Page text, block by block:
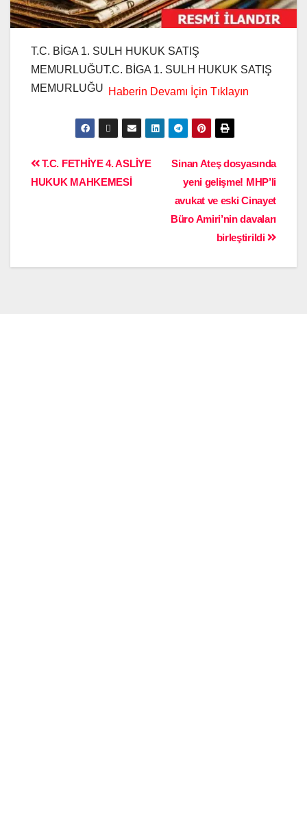
T.C. BİGA 1. SULH HUKUK SATIŞ
MEMURLUĞUT.C. BİGA 1. SULH HUKUK SATIŞ
MEMURLUĞU
Sinan Ateş dosyasında
yeni gelişme! MHP’li
avukat ve eski Cinayet
Büro Amiri’nin davaları
birleştirildi
T.C. FETHİYE 4. ASLİYE
HUKUK MAHKEMESİ